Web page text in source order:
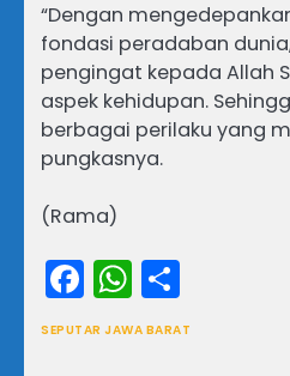
“Dengan
fondasi peradaban
pengingat kepada Allah
aspek kehidupan.
berbagai perilaku yang
pungkasnya.
(Rama)
Facebook
SEPUTAR JAWA BARAT